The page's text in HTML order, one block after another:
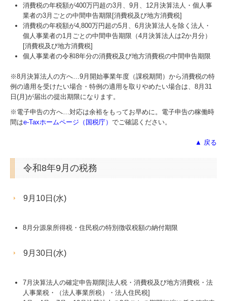
リンク集
個人情報保護法について
お問合せ
採用情報
採用メッセージ
仕事内容
応募フォーム
消費税の年税額が400万円超の3月、9月、12月決算法人・個人事
業者の3月ごとの中間申告期限[消費税及び地方消費税]
消費税の年税額が4,800万円超の5月、6月決算法人を除く法人・
個人事業者の1月ごとの中間申告期限（4月決算法人は2か月分）
[消費税及び地方消費税]
個人事業者の令和8年分の消費税及び地方消費税の中間申告期限
※8月決算法人の方へ…9月開始事業年度（課税期間）から消費税の特
例の適用を受けたい場合・特例の適用を取りやめたい場合は、8月31
日(月)が届出の提出期限になります。
※電子申告の方へ…対応は余裕をもってお早めに。電子申告の稼働時
間はe-Taxホームページ（国税庁） でご確認ください。
▲ 戻る
令和8年9月の税務
9月10日(水)
8月分源泉所得税・住民税の特別徴収税額の納付期限
9月30日(水)
7月決算法人の確定申告期限[法人税・消費税及び地方消費税・法
人事業税・（法人事業所税）・法人住民税]